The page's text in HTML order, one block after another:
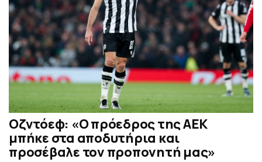
Οζντόεφ: «Ο πρόεδρος της ΑΕΚ
μπήκε στα αποδυτήρια και
προσέβαλε τον προπονητή μας»